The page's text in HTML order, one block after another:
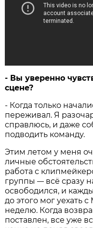
- Вы уверенно
сцене?
- Когда только
переживал. Я
справлюсь, и даже
подводить команду.
Этим летом у меня
личные
работа с
группы— всё сразу
освободился, и
до этого мог уехать
неделю. Когда
поставлен, все уже